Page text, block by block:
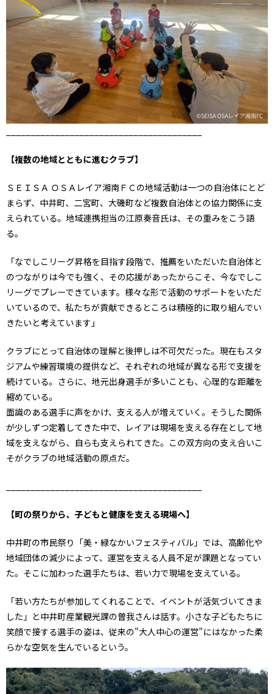
【複数の地域とともに進むクラブ】
ＳＥＩＳＡ ＯＳＡレイア湘南ＦＣの地域活動は一つの自治体にとど
まらず、中井町、二宮町、大磯町など複数自治体との協力関係に支
えられている。地域連携担当の江原奏音氏は、その重みをこう語
る。
「なでしこリーグ昇格を目指す段階で、推薦をいただいた自治体と
のつながりは今でも強く、その応援があったからこそ、今なでしこ
リーグでプレーできています。様々な形で活動のサポートをいただ
いているので、私たちが貢献できるところは積極的に取り組んでい
きたいと考えています」
クラブにとって自治体の理解と後押しは不可欠だった。現在もスタ
ジアムや練習環境の提供など、それぞれの地域が異なる形で支援を
続けている。さらに、地元出身選手が多いことも、心理的な距離を
縮めている。
面識のある選手に声をかけ、支える人が増えていく。そうした関係
が少しずつ定着してきた中で、レイアは現場を支える存在として地
域を支えながら、自らも支えられてきた。この双方向の支え合いこ
そがクラブの地域活動の原点だ。
【町の祭りから、子どもと健康を支える現場へ】
中井町の市民祭り「美・緑なかいフェスティバル」では、高齢化や
地域団体の減少によって、運営を支える人員不足が課題となってい
た。そこに加わった選手たちは、若い力で現場を支えている。
「若い方たちが参加してくれることで、イベントが活気づいてきま
した」と中井町産業観光課の曽我さんは話す。小さな子どもたちに
笑顔で接する選手の姿は、従来の"大人中心の運営"にはなかった柔
らかな空気を生んでいるという。